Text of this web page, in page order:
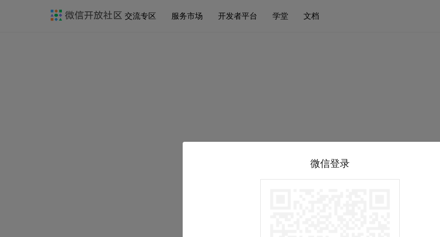
交流专区 服务市场 开发者平台 学堂 文档
微信登录